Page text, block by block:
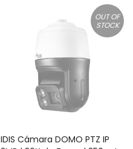
OUT OF
STOCK
IDIS Cámara DOMO PTZ IP